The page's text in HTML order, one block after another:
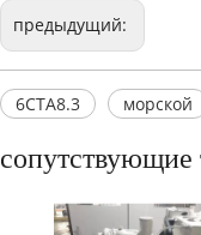
предыдущий:
6CTA8.3 морской
сопутствующие